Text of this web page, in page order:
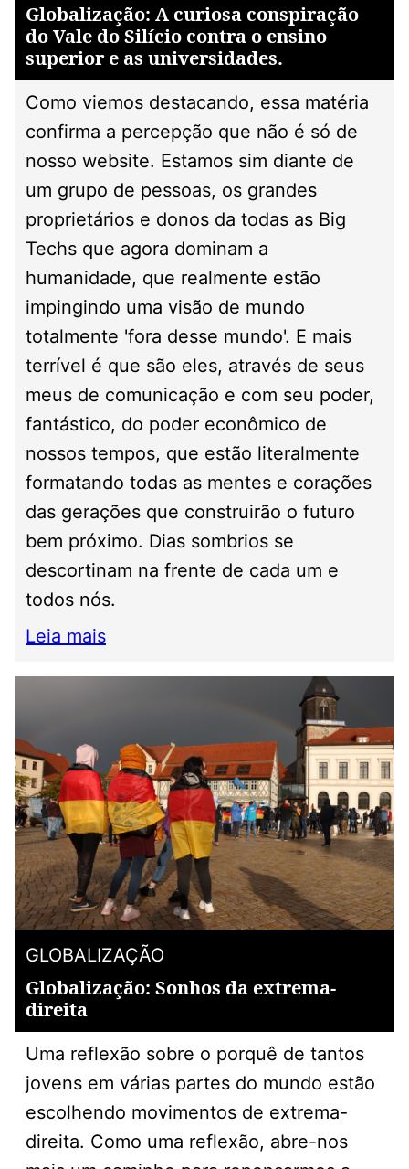
Globalização: A curiosa conspiração
do Vale do Silício contra o ensino
superior e as universidades.
Como viemos destacando, essa matéria
confirma a percepção que não é só de
nosso website. Estamos sim diante de
um grupo de pessoas, os grandes
proprietários e donos da todas as Big
Techs que agora dominam a
humanidade, que realmente estão
impingindo uma visão de mundo
totalmente 'fora desse mundo'. E mais
terrível é que são eles, através de seus
meus de comunicação e com seu poder,
fantástico, do poder econômico de
nossos tempos, que estão literalmente
formatando todas as mentes e corações
das gerações que construirão o futuro
bem próximo. Dias sombrios se
descortinam na frente de cada um e
todos nós.
Leia mais
GLOBALIZAÇÃO
Globalização: Sonhos da extrema-
direita
Uma reflexão sobre o porquê de tantos
jovens em várias partes do mundo estão
escolhendo movimentos de extrema-
direita. Como uma reflexão, abre-nos